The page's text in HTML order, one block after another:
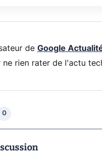
de Google
ne rien rater de l'actu
0